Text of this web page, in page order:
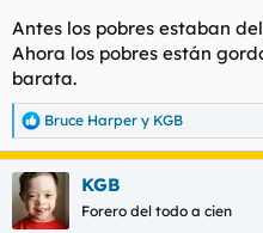
Antes los pobres estaban
Ahora los pobres están
barata.
R
e
a
c
c
i
Bruce Harper y KGB
KGB
Forero del todo a cien